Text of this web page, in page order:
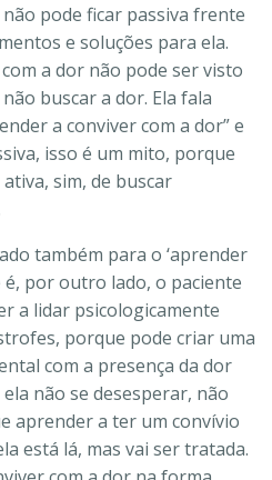
pode ficar passiva frente
e soluções para ela.
a dor não pode ser visto
buscar a dor. Ela fala
a conviver com a dor” e
isso é um mito, porque
sim, de buscar
também para o ‘aprender
é, por outro lado, o paciente
a lidar psicologicamente
porque pode criar uma
com a presença da dor
não se desesperar, não
aprender a ter um convívio
está lá, mas vai ser tratada.